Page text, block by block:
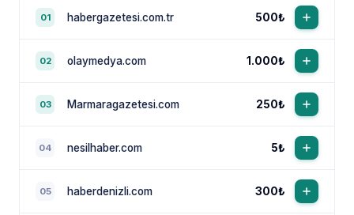
01 habergazetesi.com.tr 500₺
02 olaymedya.com 1.000₺
03 Marmaragazetesi.com 250₺
04 nesilhaber.com 5₺
05 haberdenizli.com 300₺